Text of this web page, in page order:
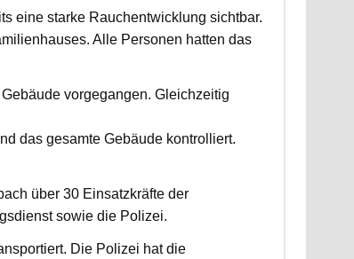
eine starke Rauchentwicklung sichtbar.
Alle Personen hatten das
vorgegangen. Gleichzeitig
das gesamte Gebäude kontrolliert.
über 30 Einsatzkräfte der
sowie die Polizei.
Die Polizei hat die